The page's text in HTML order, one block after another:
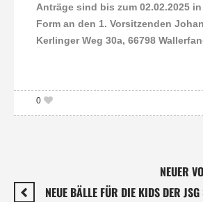
Anträge sind bis zum 02.02.2025
Form an den 1. Vorsitzenden
Kerlinger Weg 30a, 66798
0
NEUER
NEUE BÄLLE FÜR DIE KIDS DER